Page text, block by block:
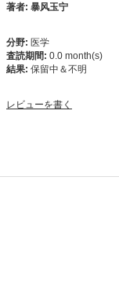
著者: 暴风玉宁
分野: 医学
査読期間: 0.0 month(s)
結果: 保留中＆不明
レビューを書く